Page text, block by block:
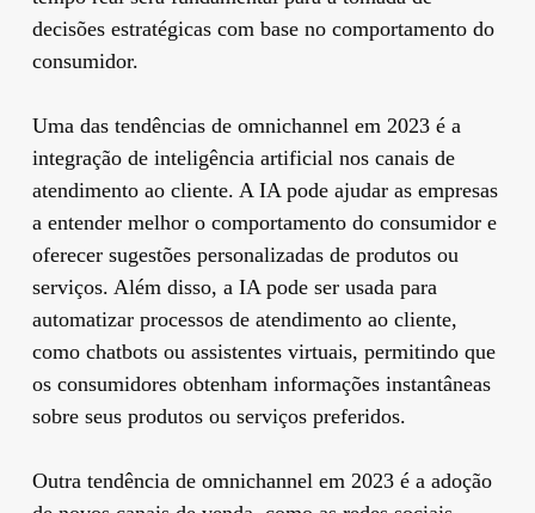
decisões estratégicas com base no comportamento do
consumidor.
Uma das tendências de omnichannel em 2023 é a
integração de inteligência artificial nos canais de
atendimento ao cliente. A IA pode ajudar as empresas
a entender melhor o comportamento do consumidor e
oferecer sugestões personalizadas de produtos ou
serviços. Além disso, a IA pode ser usada para
automatizar processos de atendimento ao cliente,
como chatbots ou assistentes virtuais, permitindo que
os consumidores obtenham informações instantâneas
sobre seus produtos ou serviços preferidos.
Outra tendência de omnichannel em 2023 é a adoção